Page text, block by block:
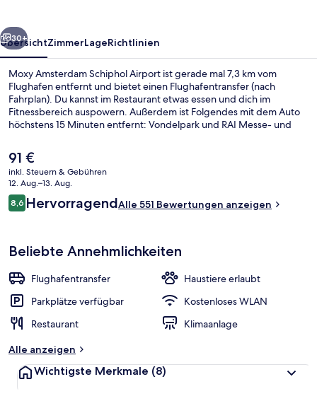
Weiter
30+
ÜbersichtZimmerLageRichtlinien
Moxy Amsterdam Schiphol Airport ist gerade mal 7,3 km vom
Flughafen entfernt und bietet einen Flughafentransfer (nach
Fahrplan). Du kannst im Restaurant etwas essen und dich im
Fitnessbereich auspowern. Außerdem ist Folgendes mit dem Auto
höchstens 15 Minuten entfernt: Vondelpark und RAI Messe- und
und die Nähe zum Flughafen.
Der
aktuelle
Preis
beträgt
91 €.
91 €
inkl. Steuern & Gebühren
12. Aug.–13. Aug.
Bewertungen
8,68,6 von 10.
HervorragendAlle 551 Bewertungen anzeigen
Beliebte Annehmlichkeiten
Flughafentransfer
Haustiere erlaubt
Parkplätze verfügbar
Kostenloses WLAN
Restaurant
Klimaanlage
Alle anzeigen
Wichtigste Merkmale (8)